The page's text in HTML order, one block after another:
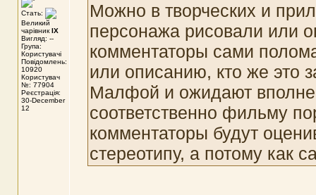
Стать:
Великий
чарівник IX
Вигляд: --
Група:
Користувачі
Повідомлень:
10920
Користувач
№: 77904
Реєстрація:
30-December
12
Можно в творческих и
персонажа рисовали или
комментаторы сами
или описанию, кто же это
Малфой и ожидают вполне
соответственно фильму
комментаторы будут
стереотипу, а потому как